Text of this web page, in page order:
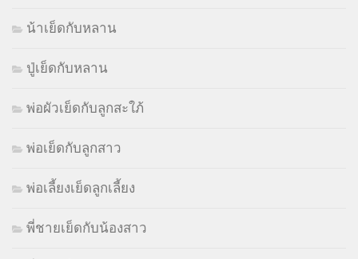
น้าเย็ดกับหลาน
ปู่เย็ดกับหลาน
พ่อผัวเย็ดกับลูกสะใภ้
พ่อเย็ดกับลูกสาว
พ่อเลี้ยงเย็ดลูกเลี้ยง
พี่ชายเย็ดกับน้องสาว